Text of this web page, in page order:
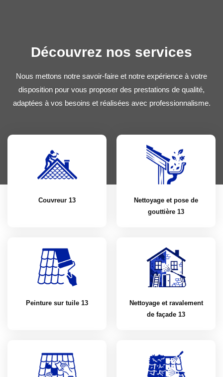
Découvrez nos services
Nous mettons notre savoir-faire et notre expérience à votre
disposition pour vous proposer des prestations de qualité,
adaptées à vos besoins et réalisées avec professionnalisme.
Couvreur 13
Nettoyage et pose de
gouttière 13
Peinture sur tuile 13
Nettoyage et ravalement
de façade 13